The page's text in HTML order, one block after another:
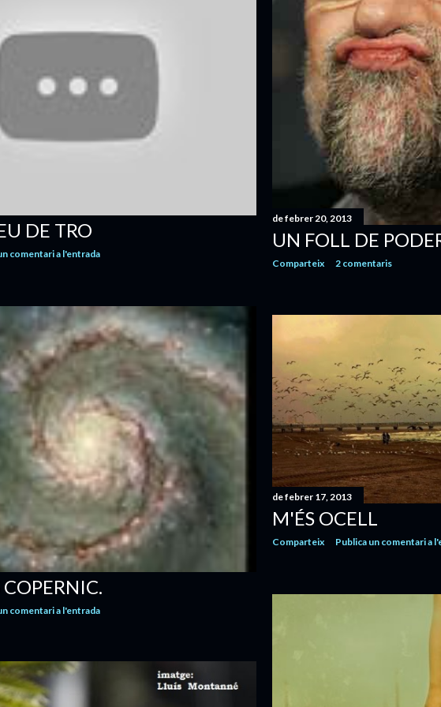
de febrer 20, 2013
UN FOLL DE
Comparteix 2 comentaris
DE TRO
comentari a l'entrada
comentari a l'entrada
de febrer 17, 2013
M'ÉS OCELL
Comparteix Publica un comentari a